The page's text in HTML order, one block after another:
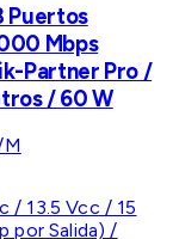
Puertos
Mbps
Partner Pro /
/ 60 W